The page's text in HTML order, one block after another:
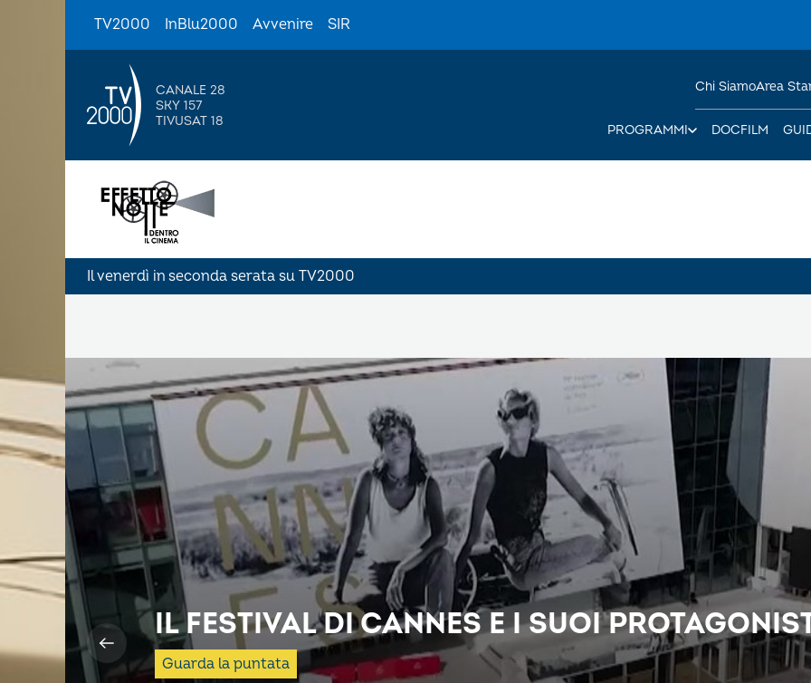
TV2000 InBlu2000 Avvenire SIR
CANALE 28
SKY 157
TIVUSAT 18
PROGRAMMI DOCFILM
Chi SiamoArea
Il venerdì in seconda serata su TV2000
IL FESTIVAL DI CANNES E I SUOI
Guarda la puntata